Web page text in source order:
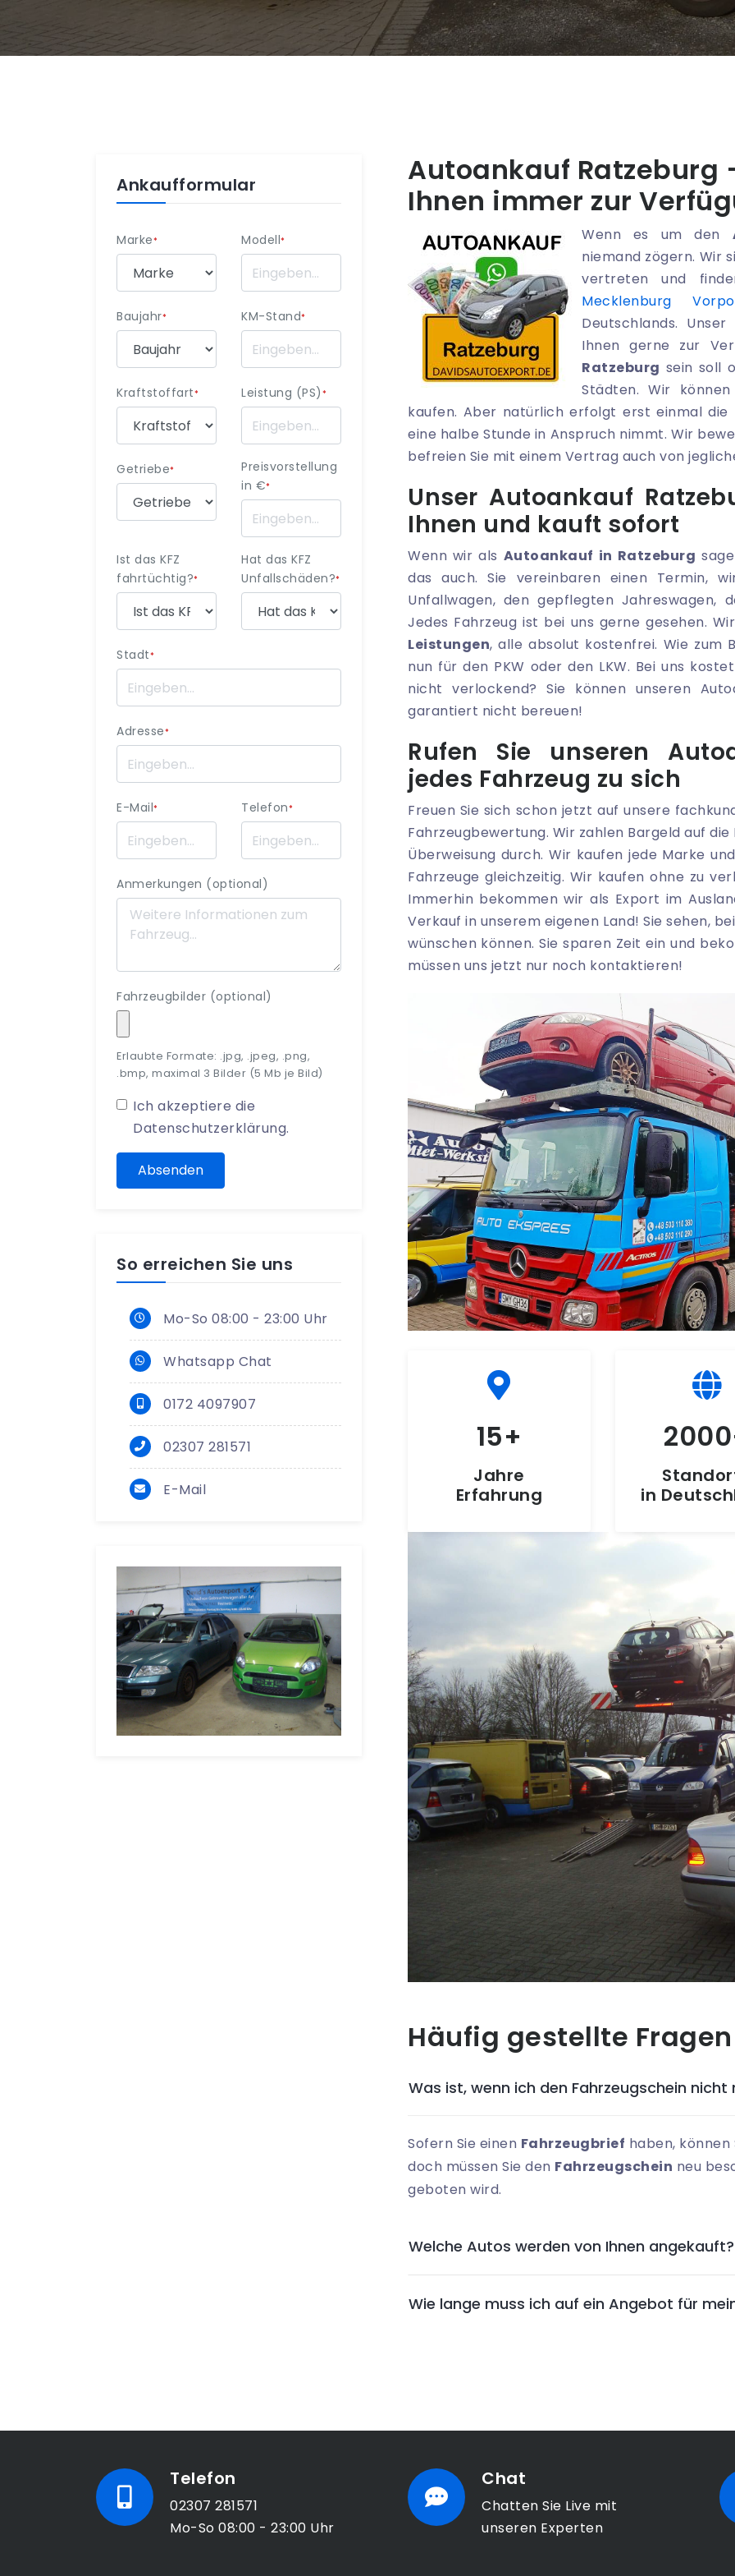
Ankaufformular
Marke* Modell*
Baujahr* KM-Stand*
Kraftstoffart* Leistung (PS) *
Getriebe*
Preisvorstellung
in €*
Ist das KFZ
fahrtüchtig?*
Hat das KFZ
Unfallschäden?*
Stadt*
Adresse*
E-Mail* Telefon*
Anmerkungen (optional)
Fahrzeugbilder (optional)
Erlaubte Formate: .jpg, .jpeg, .png,
.bmp, maximal 3 Bilder (5 Mb je Bild)
Ich akzeptiere die
Datenschutzerklärung.
Absenden
So erreichen Sie uns
Mo-So 08:00 - 23:00 Uhr
Whatsapp Chat
0172 4097907
02307 281571
E-Mail
Autoankauf Ratzeburg
Ihnen immer zur
Wenn es um den
niemand zögern. Wir
vertreten und
Mecklenburg
Deutschlands.
Ihnen gerne zur
Ratzeburg sein soll
Städten. Wir
kaufen. Aber natürlich erfolgt erst einmal
eine halbe Stunde in Anspruch nimmt. Wir
befreien Sie mit einem Vertrag auch von
Unser Autoankauf
Ihnen und kauft sofort
Wenn wir als Autoankauf in Ratzeburg
das auch. Sie vereinbaren einen Termin,
Unfallwagen, den gepflegten Jahreswagen,
Jedes Fahrzeug ist bei uns gerne gesehen.
Leistungen, alle absolut kostenfrei. Wie zum
nun für den PKW oder den LKW. Bei uns
nicht verlockend? Sie können unseren
garantiert nicht bereuen!
Rufen Sie unseren
jedes Fahrzeug zu sich
Freuen Sie sich schon jetzt auf unsere
Fahrzeugbewertung. Wir zahlen Bargeld auf
Überweisung durch. Wir kaufen jede Marke
Fahrzeuge gleichzeitig. Wir kaufen ohne zu
Immerhin bekommen wir als Export im
Verkauf in unserem eigenen Land! Sie sehen,
wünschen können. Sie sparen Zeit ein und
müssen uns jetzt nur noch kontaktieren!
15
Jahre
Erfahrung
2000
in
Häufig gestellte Fragen
Was ist, wenn ich den Fahrzeugschein nicht
Sofern Sie einen Fahrzeugbrief haben,
doch müssen Sie den Fahrzeugschein neu
geboten wird.
Welche Autos werden von Ihnen angekauft?
Wie lange muss ich auf ein Angebot für
Telefon
02307 281571
Mo-So 08:00 - 23:00 Uhr
Chat
Chatten Sie Live mit
unseren Experten